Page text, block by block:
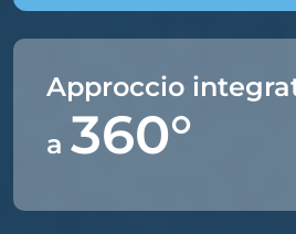
Approccio
a 360°